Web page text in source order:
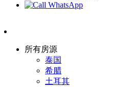
WhatsApp
所有房源
泰国
希腊
土耳其